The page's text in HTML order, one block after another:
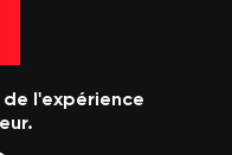
l'expérience